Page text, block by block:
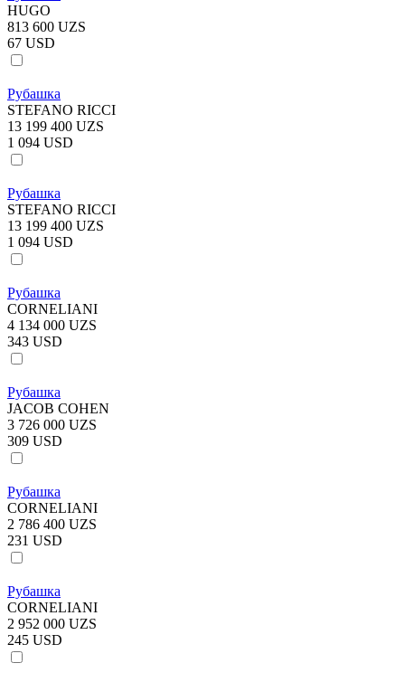
HUGO
813 600 UZS
67 USD
Рубашка
STEFANO RICCI
13 199 400 UZS
1 094 USD
Рубашка
STEFANO RICCI
13 199 400 UZS
1 094 USD
Рубашка
CORNELIANI
4 134 000 UZS
343 USD
Рубашка
JACOB COHEN
3 726 000 UZS
309 USD
Рубашка
CORNELIANI
2 786 400 UZS
231 USD
Рубашка
CORNELIANI
2 952 000 UZS
245 USD